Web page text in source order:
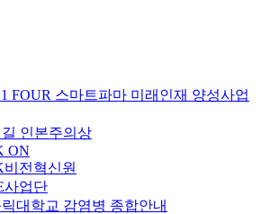
FOUR 스마트파마 미래인재 양성사업
인본주의상
ON
비전혁신원
사업단
대학교 감염병 종합안내